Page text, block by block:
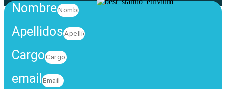
Nombre
Apellidos
Cargo
email